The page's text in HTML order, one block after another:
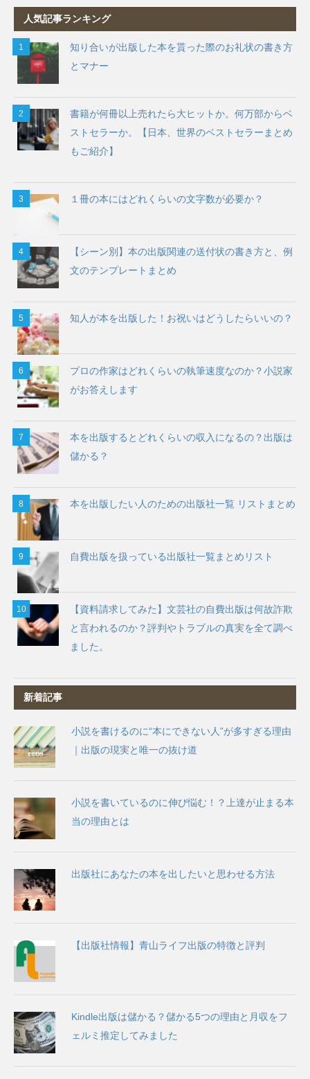
人気記事ランキング
知り合いが出版した本を貰った際のお礼状の書き方
とマナー
書籍が何冊以上売れたら大ヒットか。何万部からベ
ストセラーか。【日本、世界のベストセラーまとめ
もご紹介】
１冊の本にはどれくらいの文字数が必要か？
【シーン別】本の出版関連の送付状の書き方と、例
文のテンプレートまとめ
知人が本を出版した！お祝いはどうしたらいいの？
プロの作家はどれくらいの執筆速度なのか？小説家
がお答えします
本を出版するとどれくらいの収入になるの？出版は
儲かる？
本を出版したい人のための出版社一覧 リストまとめ
自費出版を扱っている出版社一覧まとめリスト
【資料請求してみた】文芸社の自費出版は何故詐欺
と言われるのか？評判やトラブルの真実を全て調べ
ました。
新着記事
小説を書けるのに“本にできない人”が多すぎる理由
｜出版の現実と唯一の抜け道
小説を書いているのに伸び悩む！？上達が止まる本
当の理由とは
出版社にあなたの本を出したいと思わせる方法
【出版社情報】青山ライフ出版の特徴と評判
Kindle出版は儲かる？儲かる5つの理由と月収をフ
ェルミ推定してみました